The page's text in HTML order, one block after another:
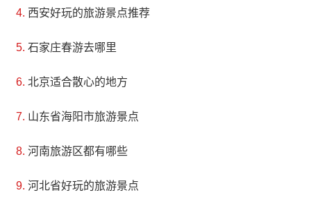
地址：陕西省西安市周至县马召镇金盆水库北山梁
仙游寺位于中国南北分界线秦岭终南山黑水河之黑
士聚游之所；是史诗《长恨歌》的诞生地；是中国千年
寺庙，称为仙游寺。这里有许多古老而有意义的故事，
西安好玩的旅游景点推荐
石家庄春游去哪里
北京适合散心的地方
山东省海阳市旅游景点
河南旅游区都有哪些
河北省好玩的旅游景点